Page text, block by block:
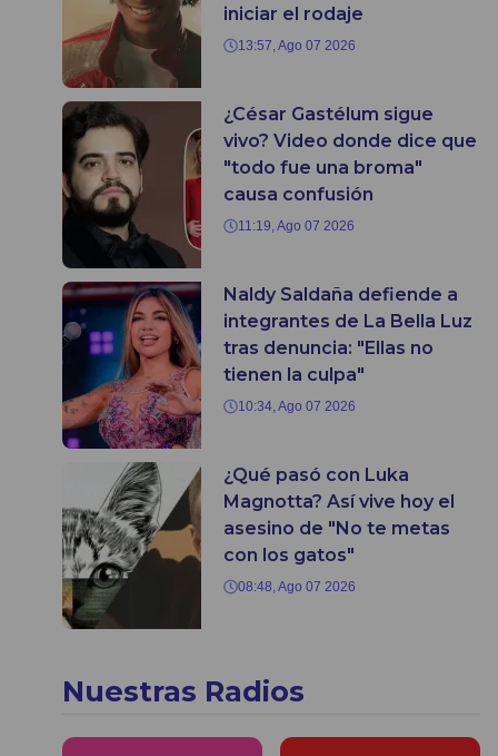
iniciar el rodaje
13:57, Ago 07 2026
¿César Gastélum sigue
vivo? Video donde dice que
"todo fue una broma"
causa confusión
11:19, Ago 07 2026
Naldy Saldaña defiende a
integrantes de La Bella Luz
tras denuncia: "Ellas no
tienen la culpa"
10:34, Ago 07 2026
¿Qué pasó con Luka
Magnotta? Así vive hoy el
asesino de "No te metas
con los gatos"
08:48, Ago 07 2026
Nuestras Radios